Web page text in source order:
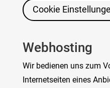
Cookie
Webhosting
Wir bedienen uns zum
Internetseiten eines